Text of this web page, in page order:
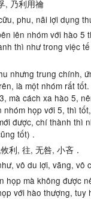
, 乃利用禴
phu, nãi lợi dụng
lên nhóm với hào 5
thì như trong việc
nhưng trung chính,
là một nhóm rất
mà cách xa hào 5,
nhóm họp với 5, thì
được, chí thành thì
tốt) .
利, 往, 无咎, 小吝．
vô du lợi, vãng, vô
họp mà không được
với hào thượng, tuy